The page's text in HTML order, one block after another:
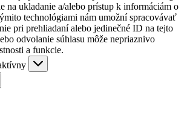
na ukladanie a/alebo prístup k informáciám o
technológiami nám umožní spracovávať
pri prehliadaní alebo jedinečné ID na tejto
odvolanie súhlasu môže nepriaznivo
a funkcie.